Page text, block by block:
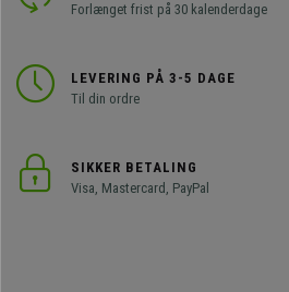
Forlænget frist på 30 kalenderdage
LEVERING PÅ 3-5 DAGE
Til din ordre
SIKKER BETALING
Visa, Mastercard, PayPal